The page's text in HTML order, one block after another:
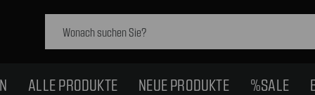
ALLE PRODUKTE NEUE PRODUKTE %SALE